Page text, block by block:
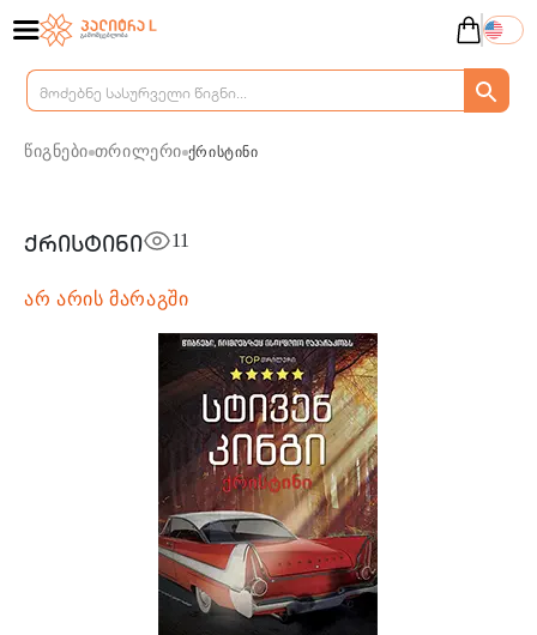
წიგნები თრილერი ქრისტინი
ქრისტინი 11
არ არის მარაგში